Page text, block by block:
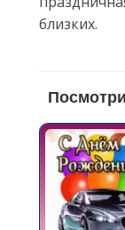
близких.